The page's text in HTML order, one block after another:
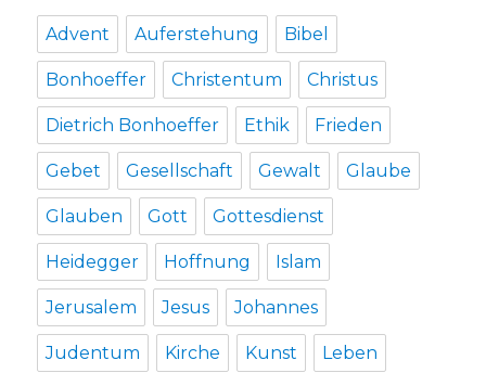
Advent Auferstehung Bibel
Bonhoeffer Christentum Christus
Dietrich Bonhoeffer Ethik Frieden
Gebet Gesellschaft Gewalt Glaube
Glauben Gott Gottesdienst
Heidegger Hoffnung Islam
Jerusalem Jesus Johannes
Judentum Kirche Kunst Leben